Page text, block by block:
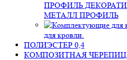
ПРОФИЛЬ
МЕТАЛЛ ПРОФИЛЬ
для кровли.
ПОЛИЭСТЕР 0,4
КОМПОЗИТНАЯ